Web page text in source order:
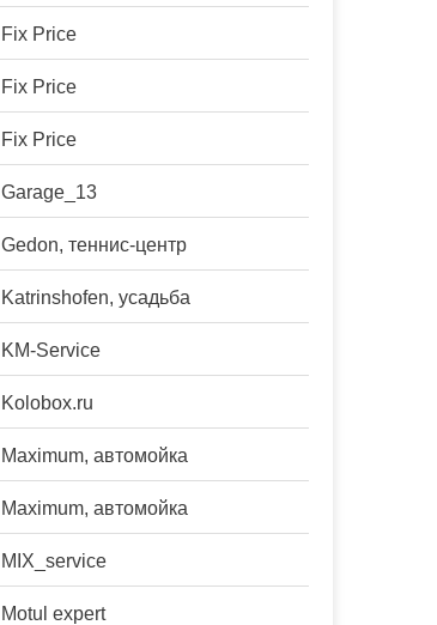
Fix Price
Fix Price
Fix Price
Garage_13
Gedon, теннис-центр
Katrinshofen, усадьба
KM-Service
Kolobox.ru
Maximum, автомойка
Maximum, автомойка
MIX_service
Motul expert